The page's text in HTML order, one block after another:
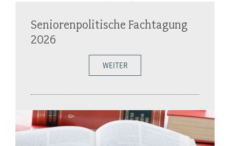
Seniorenpolitische Fachtagung
2026
WEITER